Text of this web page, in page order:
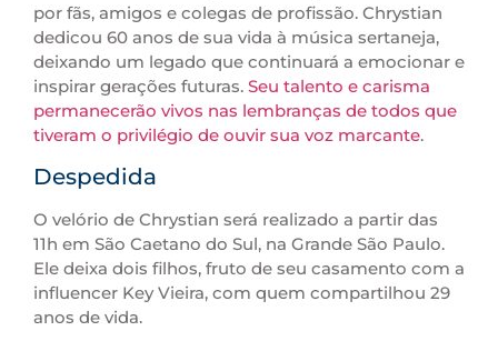
por fãs, amigos e colegas de profissão. Chrystian
dedicou 60 anos de sua vida à música sertaneja,
deixando um legado que continuará a emocionar e
inspirar gerações futuras. Seu talento e carisma
permanecerão vivos nas lembranças de todos que
tiveram o privilégio de ouvir sua voz marcante.
Despedida
O velório de Chrystian será realizado a partir das
11h em São Caetano do Sul, na Grande São Paulo.
Ele deixa dois filhos, fruto de seu casamento com a
influencer Key Vieira, com quem compartilhou 29
anos de vida.